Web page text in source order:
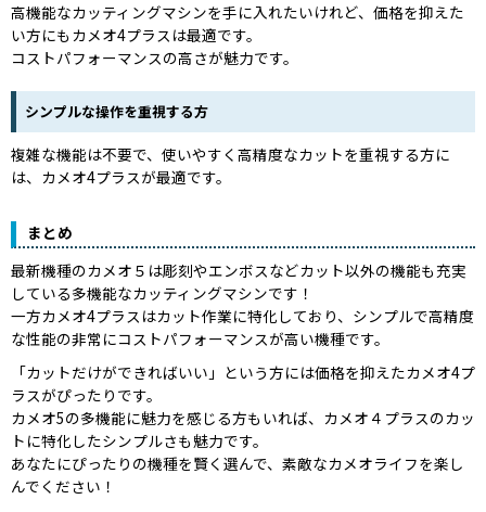
高機能なカッティングマシンを手に入れたいけれど、価格を抑えた
い方にもカメオ4プラスは最適です。
コストパフォーマンスの高さが魅力です。
シンプルな操作を重視する方
複雑な機能は不要で、使いやすく高精度なカットを重視する方に
は、カメオ4プラスが最適です。
まとめ
最新機種のカメオ５は彫刻やエンボスなどカット以外の機能も充実
している多機能なカッティングマシンです！
一方カメオ4プラスはカット作業に特化しており、シンプルで高精度
な性能の非常にコストパフォーマンスが高い機種です。
「カットだけができればいい」という方には価格を抑えたカメオ4プ
ラスがぴったりです。
カメオ5の多機能に魅力を感じる方もいれば、カメオ４プラスのカッ
トに特化したシンプルさも魅力です。
あなたにぴったりの機種を賢く選んで、素敵なカメオライフを楽し
んでください！